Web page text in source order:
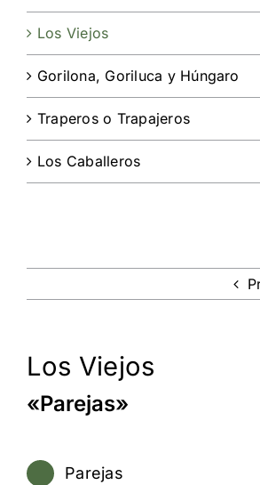
Los Viejos
«Parejas»
Parejas
Los Viejos
Gorilona, Goriluca y Húngaro
Traperos o Trapajeros
Los Caballeros